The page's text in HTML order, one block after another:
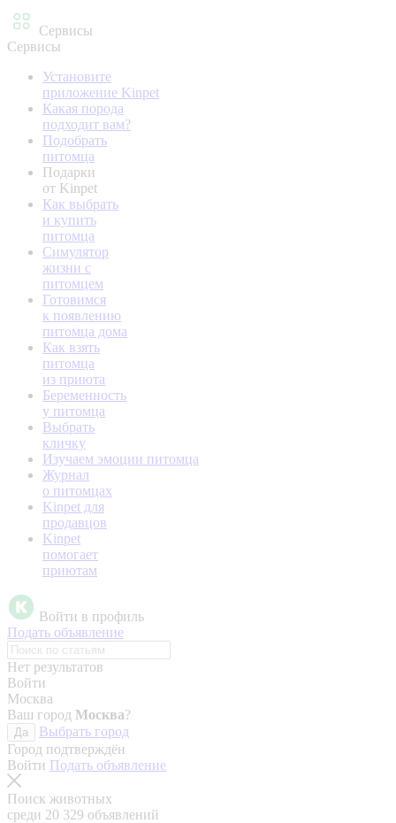
Сервисы
Сервисы
Установите
приложение Kinpet
Какая порода
подходит вам?
Подобрать
питомца
Подарки
от Kinpet
Как выбрать
и купить
питомца
Симулятор
жизни с
питомцем
Готовимся
к появлению
питомца дома
Как взять
питомца
из приюта
Беременность
у питомца
Выбрать
кличку
Изучаем эмоции питомца
Журнал
о питомцах
Kinpet для
продавцов
Kinpet
помогает
приютам
Войти в профиль
Подать объявление
Нет результатов
Войти
Москва
Ваш город Москва?
Да
Выбрать город
Город подтверждён
Войти Подать объявление
Поиск животных
среди 20 329 объявлений